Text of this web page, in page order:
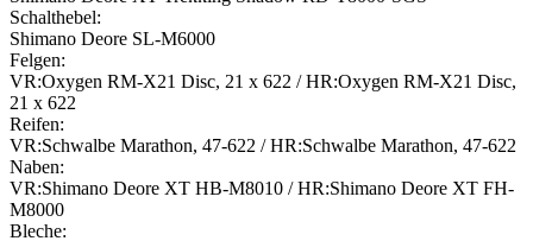
Schalthebel:
Shimano Deore SL-M6000
Felgen:
VR:Oxygen RM-X21 Disc, 21 x 622 / HR:Oxygen RM-X21 Disc,
21 x 622
Reifen:
VR:Schwalbe Marathon, 47-622 / HR:Schwalbe Marathon, 47-622
Naben:
VR:Shimano Deore XT HB-M8010 / HR:Shimano Deore XT FH-
M8000
Bleche: